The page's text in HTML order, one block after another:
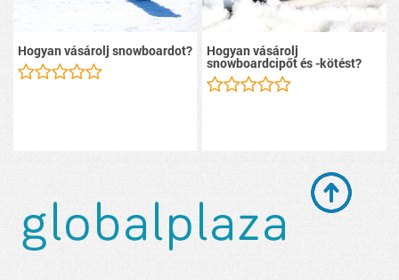
Hogyan vásárolj snowboardot? Hogyan vásárolj
snowboardcipőt és -kötést?